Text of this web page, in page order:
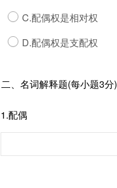
C.配偶权是相对权
D.配偶权是支配权
二、名词解释题(每小题3分)
1.配偶